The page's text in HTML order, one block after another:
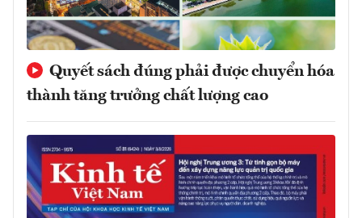
Quyết sách đúng phải được chuyển hóa
thành tăng trưởng chất lượng cao